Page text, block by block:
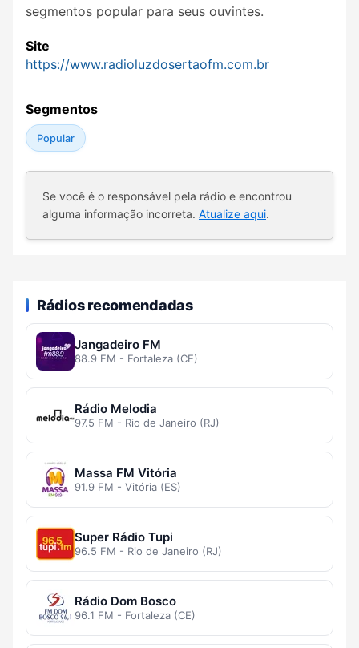
segmentos popular para seus ouvintes.
Site
https://www.radioluzdosertaofm.com.br
Segmentos
Popular
Se você é o responsável pela rádio e encontrou
alguma informação incorreta. Atualize aqui.
Rádios recomendadas
Jangadeiro FM
88.9 FM - Fortaleza (CE)
Rádio Melodia
97.5 FM - Rio de Janeiro (RJ)
Massa FM Vitória
91.9 FM - Vitória (ES)
Super Rádio Tupi
96.5 FM - Rio de Janeiro (RJ)
Rádio Dom Bosco
96.1 FM - Fortaleza (CE)